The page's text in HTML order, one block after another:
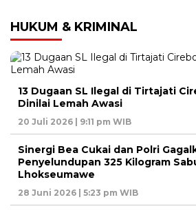
HUKUM & KRIMINAL
13 Dugaan SL Ilegal di Tirtajati
Dinilai Lemah Awasi
20 Juli 2026 | 9:11 pm WIB
Sinergi Bea Cukai dan Polri
Penyelundupan 325 Kilogram
Lhokseumawe
28 Juni 2026 | 5:23 pm WIB